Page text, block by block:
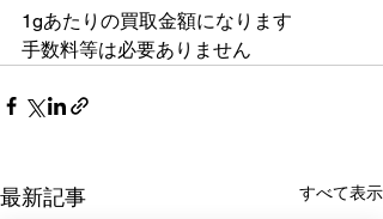
1gあたりの買取金額になります
手数料等は必要ありません
最新記事 すべて表示